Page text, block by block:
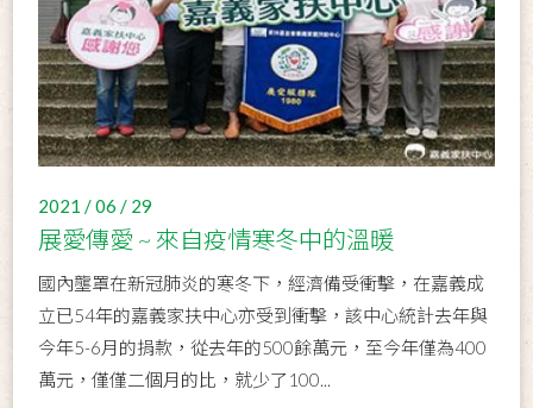
2021 / 06 / 29
展愛傳愛 ~ 來自疫情寒冬中的溫暖
國內壟罩在新冠肺炎的寒冬下，經濟備受衝擊，在嘉義成
立已54年的嘉義家扶中心亦受到衝擊，該中心統計去年與
今年5-6月的捐款，從去年的500餘萬元，至今年僅為400
萬元，僅僅二個月的比，就少了100...